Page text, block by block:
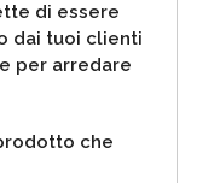
di essere
dai tuoi clienti
per arredare
che